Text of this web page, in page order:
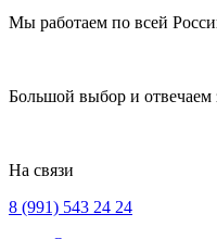
Мы работаем по всей
Большой выбор и отвечаем
На связи
8 (991) 543 24 24